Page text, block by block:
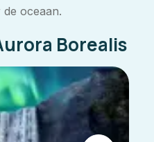
oceaan.
Borealis